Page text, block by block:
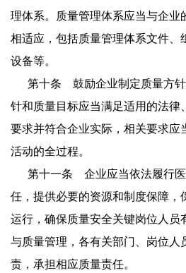
理体系。质量管理体系应当与企业
相适应，包括质量管理体系文件、
设备等。
第十条 鼓励企业制定质量方
针和质量目标应当满足适用的法律
要求并符合企业实际，相关要求应
活动的全过程。
第十一条 企业应当依法履行
任，提供必要的资源和制度保障，
运行，确保质量安全关键岗位人员
与质量管理，各有关部门、岗位人
责，承担相应质量责任。